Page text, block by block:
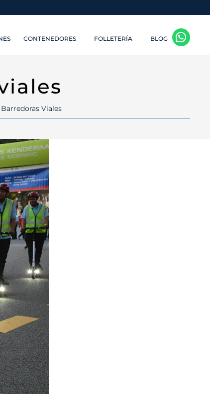
CONTENEDORES FOLLETERÍA BLOG
Barredoras Viales